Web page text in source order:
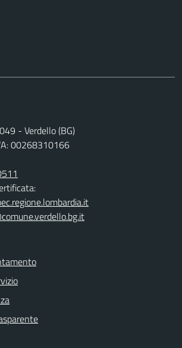
- Verdello (BG)
00268310166